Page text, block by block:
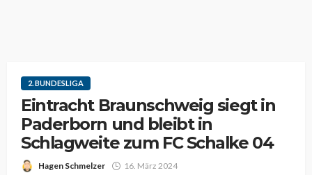
2. BUNDESLIGA
Eintracht Braunschweig siegt in
Paderborn und bleibt in
Schlagweite zum FC Schalke 04
Hagen Schmelzer 16. März 2024